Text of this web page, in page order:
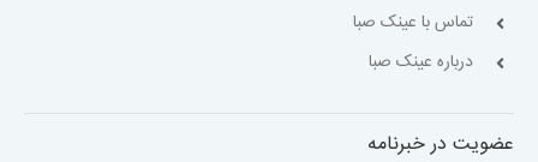
تماس با عینک صبا
درباره عینک صبا
عضویت در خبرنامه